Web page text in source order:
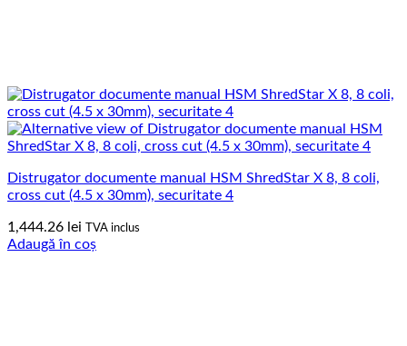
Distrugator documente manual HSM ShredStar X 8, 8 coli,
cross cut (4.5 x 30mm), securitate 4
1,444.26 lei TVA inclus
Adaugă în coș